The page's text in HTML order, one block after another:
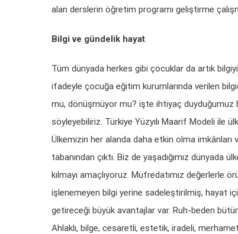
alan derslerin öğretim programı geliştirme
Bilgi ve gündelik hayat
Tüm dünyada herkes gibi çocuklar da artık
ifadeyle çocuğa eğitim kurumlarında verilen
mu, dönüşmüyor mu? işte ihtiyaç duyduğumuz
söyleyebiliriz. Türkiye Yüzyılı Maarif Modeli ile
Ülkemizin her alanda daha etkin olma
tabanından çıktı. Biz de yaşadığımız dünyada
kılmayı amaçlıyoruz. Müfredatımız değerlerle
işlenemeyen bilgi yerine sadeleştirilmiş, hayat
getireceği büyük avantajlar var. Ruh-beden
Ahlaklı, bilge, cesaretli, estetik, iradeli,